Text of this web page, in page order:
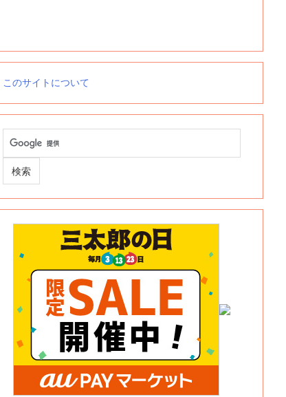
このサイトについて